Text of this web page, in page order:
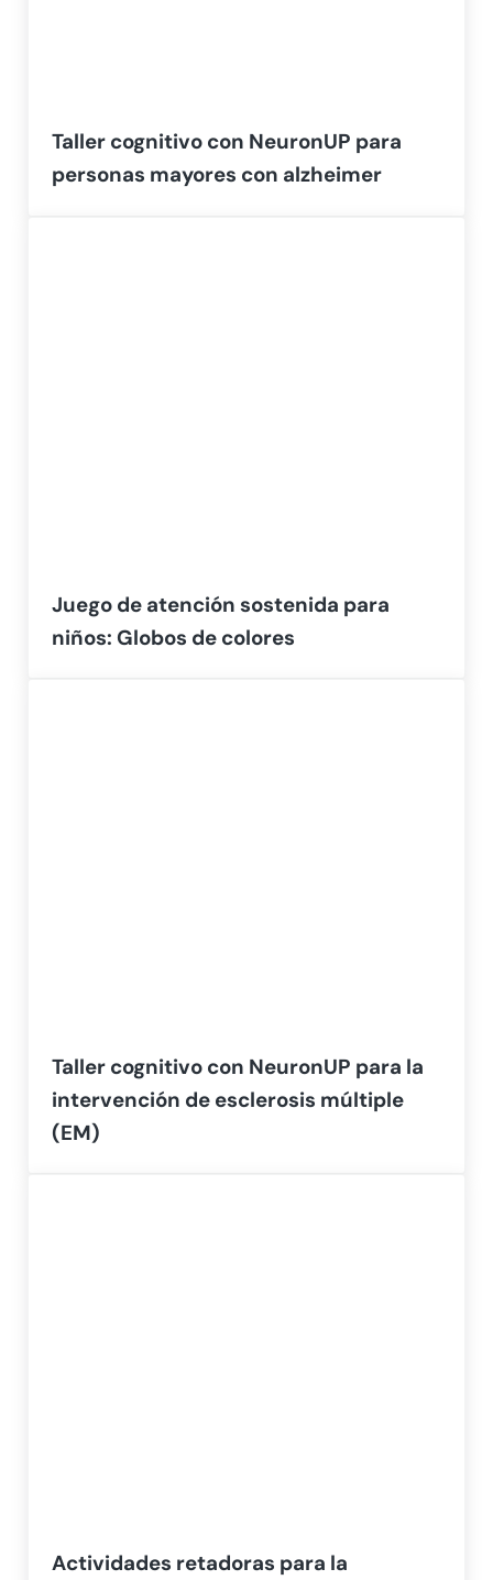
Taller cognitivo con NeuronUP para
personas mayores con alzheimer
Juego de atención sostenida para
niños: Globos de colores
Taller cognitivo con NeuronUP para la
intervención de esclerosis múltiple
(EM)
Actividades retadoras para la